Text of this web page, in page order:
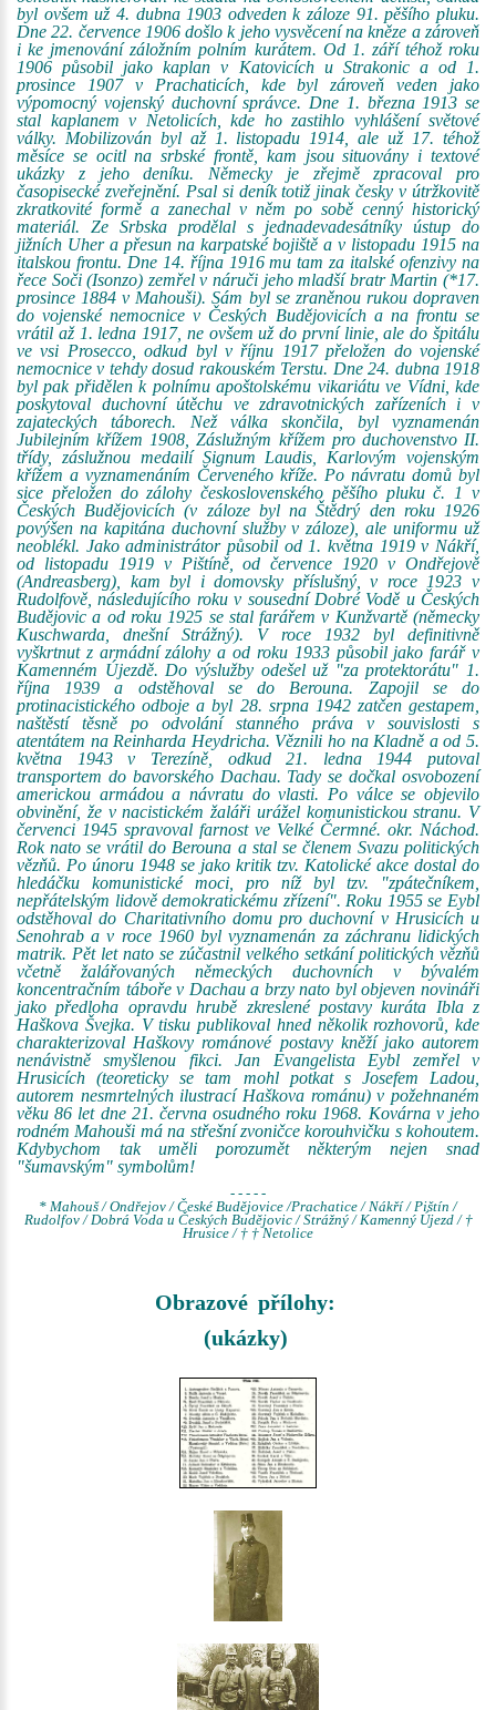
byl ovšem už 4. dubna 1903 odveden k záloze 91. pěšího pluku.
Dne 22. července 1906 došlo k jeho vysvěcení na kněze a zároveň
i ke jmenování záložním polním kurátem. Od 1. září téhož roku
1906 působil jako kaplan v Katovicích u Strakonic a od 1.
prosince 1907 v Prachaticích, kde byl zároveň veden jako
výpomocný vojenský duchovní správce. Dne 1. března 1913 se
stal kaplanem v Netolicích, kde ho zastihlo vyhlášení světové
války. Mobilizován byl až 1. listopadu 1914, ale už 17. téhož
měsíce se ocitl na srbské frontě, kam jsou situovány i textové
ukázky z jeho deníku. Německy je zřejmě zpracoval pro
časopisecké zveřejnění. Psal si deník totiž jinak česky v útržkovitě
zkratkovité formě a zanechal v něm po sobě cenný historický
materiál. Ze Srbska prodělal s jednadevadesátníky ústup do
jižních Uher a přesun na karpatské bojiště a v listopadu 1915 na
italskou frontu. Dne 14. října 1916 mu tam za italské ofenzivy na
řece Soči (Isonzo) zemřel v náruči jeho mladší bratr Martin (*17.
prosince 1884 v Mahouši). Sám byl se zraněnou rukou dopraven
do vojenské nemocnice v Českých Budějovicích a na frontu se
vrátil až 1. ledna 1917, ne ovšem už do první linie, ale do špitálu
ve vsi Prosecco, odkud byl v říjnu 1917 přeložen do vojenské
nemocnice v tehdy dosud rakouském Terstu. Dne 24. dubna 1918
byl pak přidělen k polnímu apoštolskému vikariátu ve Vídni, kde
poskytoval duchovní útěchu ve zdravotnických zařízeních i v
zajateckých táborech. Než válka skončila, byl vyznamenán
Jubilejním křížem 1908, Záslužným křížem pro duchovenstvo II.
třídy, záslužnou medailí Signum Laudis, Karlovým vojenským
křížem a vyznamenáním Červeného kříže. Po návratu domů byl
sice přeložen do zálohy československého pěšího pluku č. 1 v
Českých Budějovicích (v záloze byl na Štědrý den roku 1926
povýšen na kapitána duchovní služby v záloze), ale uniformu už
neoblékl. Jako administrátor působil od 1. května 1919 v Nákří,
od listopadu 1919 v Pištíně, od července 1920 v Ondřejově
(Andreasberg), kam byl i domovsky příslušný, v roce 1923 v
Rudolfově, následujícího roku v sousední Dobré Vodě u Českých
Budějovic a od roku 1925 se stal farářem v Kunžvartě (německy
Kuschwarda, dnešní Strážný). V roce 1932 byl definitivně
vyškrtnut z armádní zálohy a od roku 1933 působil jako farář v
Kamenném Újezdě. Do výslužby odešel už "za protektorátu" 1.
října 1939 a odstěhoval se do Berouna. Zapojil se do
protinacistického odboje a byl 28. srpna 1942 zatčen gestapem,
naštěstí těsně po odvolání stanného práva v souvislosti s
atentátem na Reinharda Heydricha. Věznili ho na Kladně a od 5.
května 1943 v Terezíně, odkud 21. ledna 1944 putoval
transportem do bavorského Dachau. Tady se dočkal osvobození
americkou armádou a návratu do vlasti. Po válce se objevilo
obvinění, že v nacistickém žaláři urážel komunistickou stranu. V
červenci 1945 spravoval farnost ve Velké Čermné. okr. Náchod.
Rok nato se vrátil do Berouna a stal se členem Svazu politických
vězňů. Po únoru 1948 se jako kritik tzv. Katolické akce dostal do
hledáčku komunistické moci, pro níž byl tzv. "zpátečníkem,
nepřátelským lidově demokratickému zřízení". Roku 1955 se Eybl
odstěhoval do Charitativního domu pro duchovní v Hrusicích u
Senohrab a v roce 1960 byl vyznamenán za záchranu lidických
matrik. Pět let nato se zúčastnil velkého setkání politických vězňů
včetně žalářovaných německých duchovních v bývalém
koncentračním táboře v Dachau a brzy nato byl objeven novináři
jako předloha opravdu hrubě zkreslené postavy kuráta Ibla z
Haškova Švejka. V tisku publikoval hned několik rozhovorů, kde
charakterizoval Haškovy románové postavy kněží jako autorem
nenávistně smyšlenou fikci. Jan Evangelista Eybl zemřel v
Hrusicích (teoreticky se tam mohl potkat s Josefem Ladou,
autorem nesmrtelných ilustrací Haškova románu) v požehnaném
věku 86 let dne 21. června osudného roku 1968. Kovárna v jeho
rodném Mahouši má na střešní zvoničce korouhvičku s kohoutem.
Kdybychom tak uměli porozumět některým nejen snad
"šumavským" symbolům!
- - - - -
* Mahouš / Ondřejov / České Budějovice /Prachatice / Nákří / Pištín /
Rudolfov / Dobrá Voda u Českých Budějovic / Strážný / Kamenný Újezd / †
Hrusice / † † Netolice
Obrazové přílohy:
(ukázky)